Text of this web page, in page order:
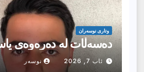
وتارى نوسەران
دەسەڵات لە دەرەوەی
ئاب 7, 2026 نوسەر